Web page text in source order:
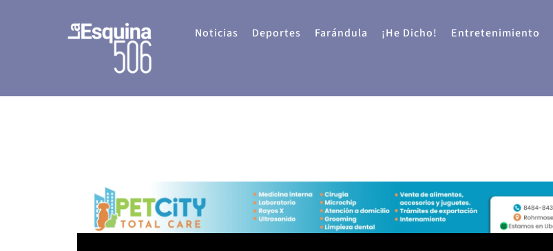
Noticias Deportes Farándula ¡He Dicho! Entretenimiento